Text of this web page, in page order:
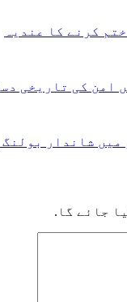
کرنے کا عندیہ
امن کی تاریخی
شاندار
جائے گا.